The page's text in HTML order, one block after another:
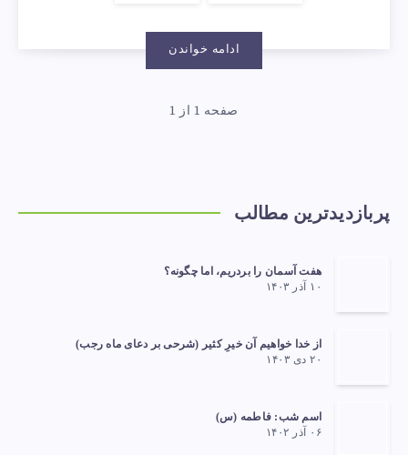
ادامه خواندن
صفحه 1 از 1
پربازدیدترین مطالب
هفت آسمان را بردریم، اما چگونه؟
۱۰ آذر ۱۴۰۳
از خدا خواهیم آن خیرِ کثیر (شرحی بر دعای ماه رجب)
۲۰ دی ۱۴۰۳
اسم شب: فاطمه (س)
۰۶ آذر ۱۴۰۲